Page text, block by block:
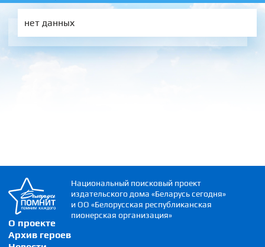
нет данных
О проекте
Архив героев
Национальный поисковый проект
издательского дома «Беларусь сегодня»
и ОО «Белорусская республиканская
пионерская организация»